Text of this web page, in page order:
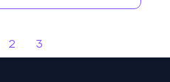
2 3